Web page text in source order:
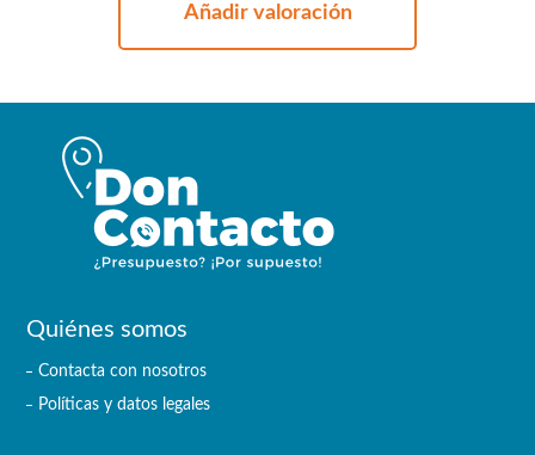
Añadir valoración
Quiénes somos
Contacta con nosotros
Políticas y datos legales